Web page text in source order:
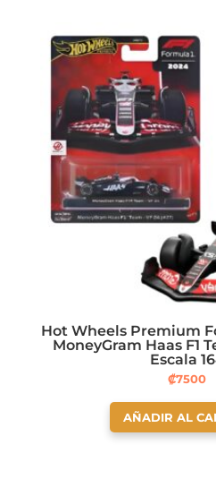
Hot Wheels Premium
MoneyGram Haas F1
Escala
₡7500
AÑADIR AL